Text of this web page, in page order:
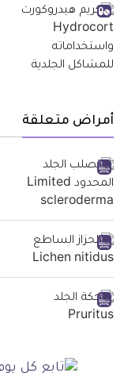
أمراض متعلقة